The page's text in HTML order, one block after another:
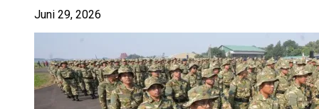
Juni 29, 2026